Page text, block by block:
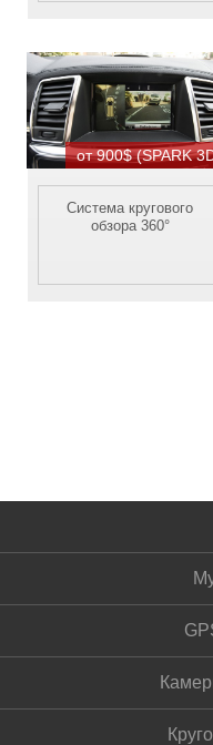
от 900$ (SPARK
Система кругового
обзора 360°